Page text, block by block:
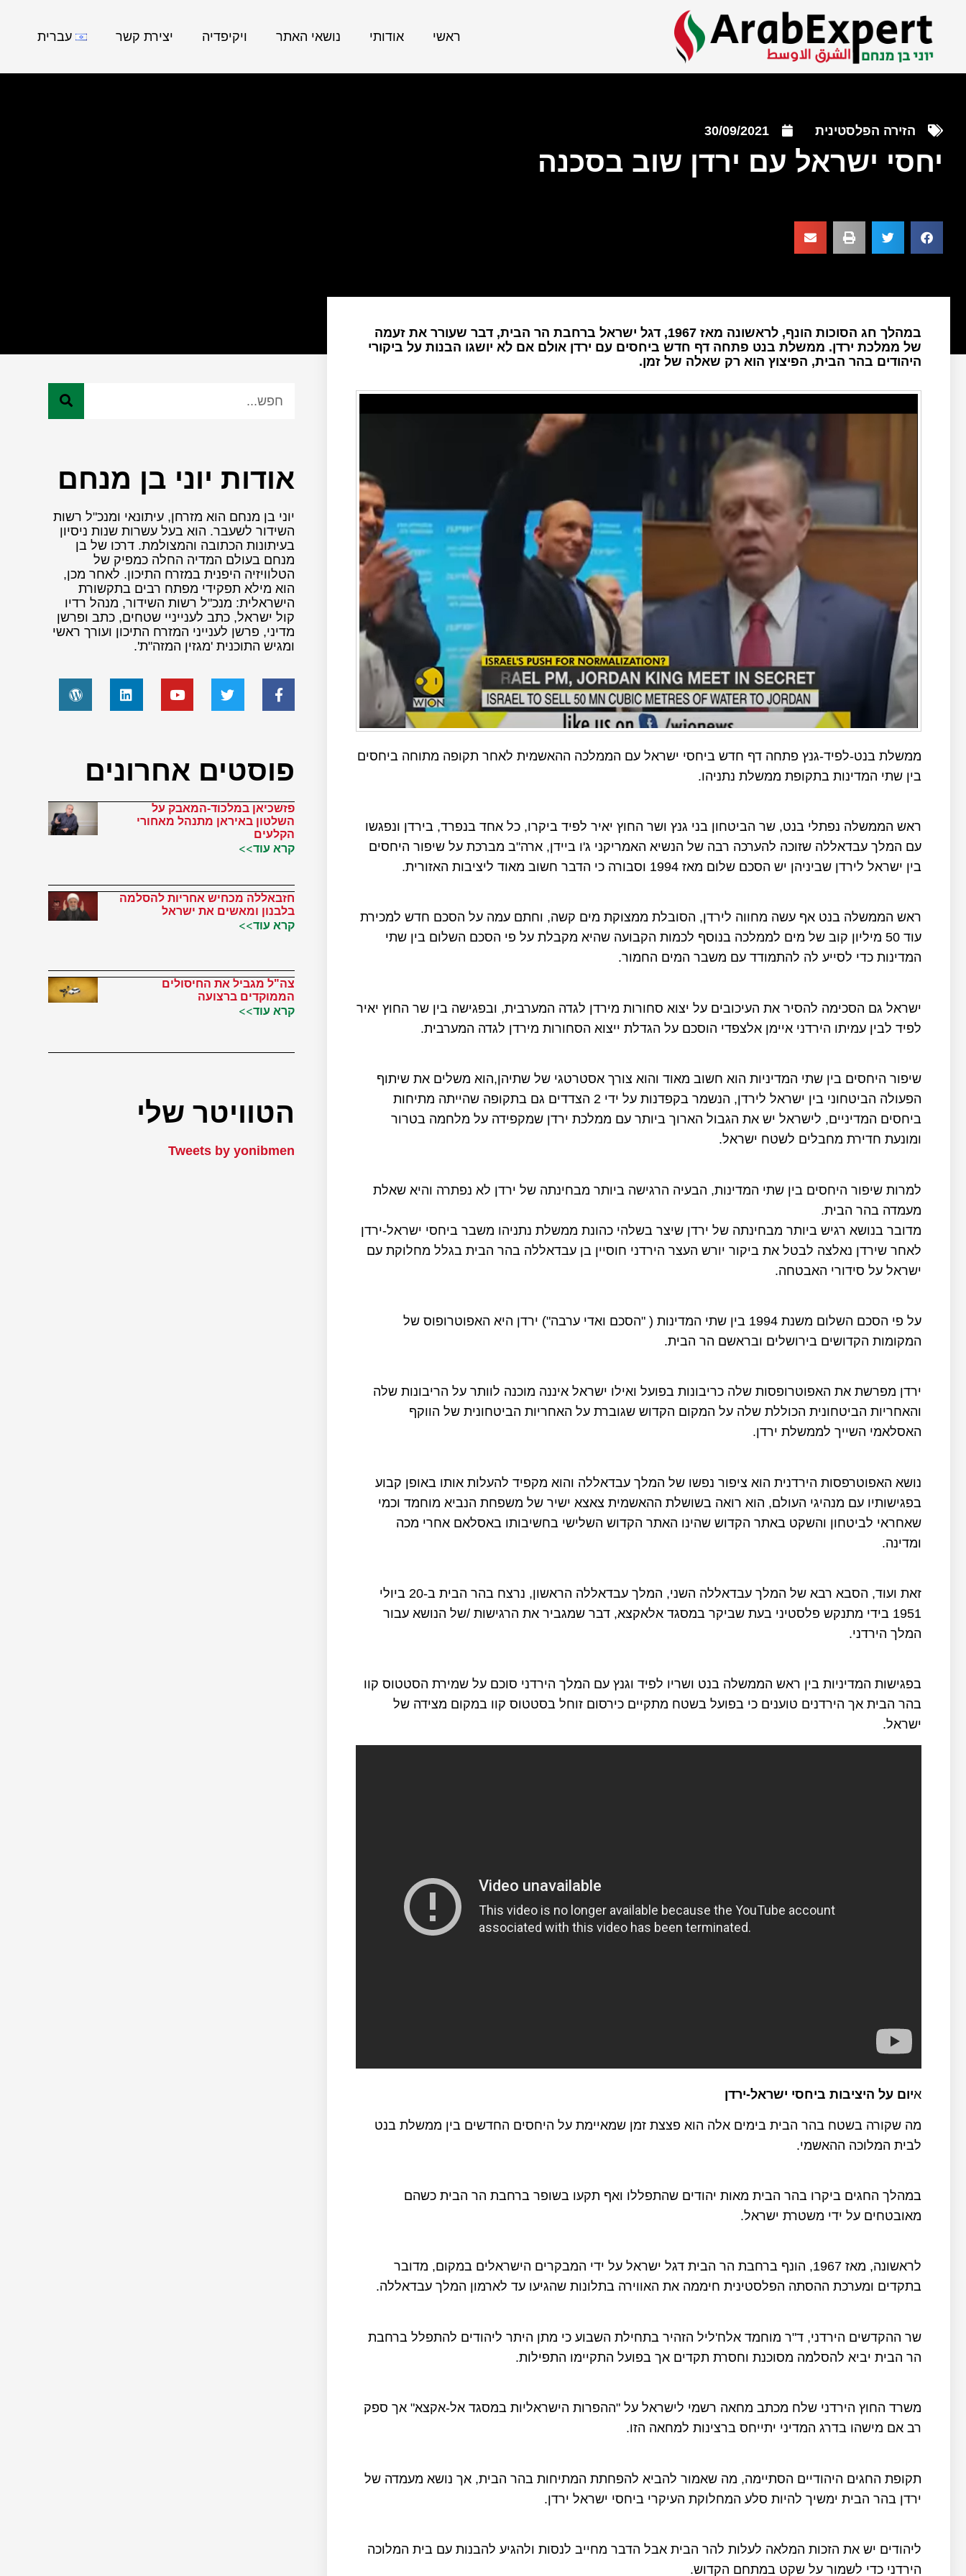
ראשי אודותי נושאי האתר ויקיפדיה יצירת קשר עברית
הזירה הפלסטינית 30/09/2021
יחסי ישראל עם ירדן שוב בסכנה
במהלך חג הסוכות הונף, לראשונה מאז 1967, דגל ישראל ברחבת הר הבית, דבר שעורר את זעמה
של ממלכת ירדן. ממשלת בנט פתחה דף חדש ביחסים עם ירדן אולם אם לא יושגו הבנות על ביקורי
היהודים בהר הבית, הפיצוץ הוא רק שאלה של זמן.
ממשלת בנט-לפיד-גנץ פתחה דף חדש ביחסי ישראל עם הממלכה ההאשמית לאחר תקופה מתוחה ביחסים
בין שתי המדינות בתקופת ממשלת נתניהו.
ראש הממשלה נפתלי בנט, שר הביטחון בני גנץ ושר החוץ יאיר לפיד ביקרו, כל אחד בנפרד, בירדן ונפגשו
עם המלך עבדאללה שזוכה להערכה רבה של הנשיא האמריקני ג'ו ביידן, ארה"ב מברכת על שיפור היחסים
בין ישראל לירדן שביניהן יש הסכם שלום מאז 1994 וסבורה כי הדבר חשוב מאוד ליציבות האזורית.
ראש הממשלה בנט אף עשה מחווה לירדן, הסובלת ממצוקת מים קשה, וחתם עמה על הסכם חדש למכירת
עוד 50 מיליון קוב של מים לממלכה בנוסף לכמות הקבועה שהיא מקבלת על פי הסכם השלום בין שתי
המדינות כדי לסייע לה להתמודד עם משבר המים החמור.
ישראל גם הסכימה להסיר את העיכובים על יצוא סחורות מירדן לגדה המערבית, ובפגישה בין שר החוץ יאיר
לפיד לבין עמיתו הירדני איימן אלצפדי הוסכם על הגדלת ייצוא הסחורות מירדן לגדה המערבית.
שיפור היחסים בין שתי המדיניות הוא חשוב מאוד והוא צורך אסטרטגי של שתיהן,הוא משלים את שיתוף
הפעולה הביטחוני בין ישראל לירדן, הנשמר בקפדנות על ידי 2 הצדדים גם בתקופה שהייתה מתיחות
ביחסים המדיניים, לישראל יש את הגבול הארוך ביותר עם ממלכת ירדן שמקפידה על מלחמה בטרור
ומונעת חדירת מחבלים לשטח ישראל.
למרות שיפור היחסים בין שתי המדינות, הבעיה הרגישה ביותר מבחינתה של ירדן לא נפתרה והיא שאלת
מעמדה בהר הבית.
מדובר בנושא רגיש ביותר מבחינתה של ירדן שיצר בשלהי כהונת ממשלת נתניהו משבר ביחסי ישראל-ירדן
לאחר שירדן נאלצה לבטל את ביקור יורש העצר הירדני חוסיין בן עבדאללה בהר הבית בגלל מחלוקת עם
ישראל על סידורי האבטחה.
על פי הסכם השלום משנת 1994 בין שתי המדינות ( "הסכם ואדי ערבה") ירדן היא האפוטרופוס של
המקומות הקדושים בירושלים ובראשם הר הבית.
ירדן מפרשת את האפוטרופסות שלה כריבונות בפועל ואילו ישראל איננה מוכנה לוותר על הריבונות שלה
והאחריות הביטחונית הכוללת שלה על המקום הקדוש שגוברת על האחריות הביטחונית של הווקף
האסלאמי השייך לממשלת ירדן.
נושא האפוטרפסות הירדנית הוא ציפור נפשו של המלך עבדאללה והוא מקפיד להעלות אותו באופן קבוע
בפגישותיו עם מנהיגי העולם, הוא רואה בשושלת ההאשמית צאצא ישיר של משפחת הנביא מוחמד וכמי
שאחראי לביטחון והשקט באתר הקדוש שהינו האתר הקדוש השלישי בחשיבותו באסלאם אחרי מכה
ומדינה.
זאת ועוד, הסבא רבא של המלך עבדאללה השני, המלך עבדאללה הראשון, נרצח בהר הבית ב-20 ביולי
1951 בידי מתנקש פלסטיני בעת שביקר במסגד אלאקצא, דבר שמגביר את הרגישות /של הנושא עבור
המלך הירדני.
בפגישות המדיניות בין ראש הממשלה בנט ושריו לפיד וגנץ עם המלך הירדני סוכם על שמירת הסטטוס קוו
בהר הבית אך הירדנים טוענים כי בפועל בשטח מתקיים כירסום זוחל בסטטוס קוו במקום מצידה של
ישראל.
איום על היציבות ביחסי ישראל-ירדן
מה שקורה בשטח בהר הבית בימים אלה הוא פצצת זמן שמאיימת על היחסים החדשים בין ממשלת בנט
לבית המלוכה ההאשמי.
במהלך החגים ביקרו בהר הבית מאות יהודים שהתפללו ואף תקעו בשופר ברחבת הר הבית כשהם
מאובטחים על ידי משטרת ישראל.
לראשונה, מאז 1967, הונף ברחבת הר הבית דגל ישראל על ידי המבקרים הישראלים במקום, מדובר
בתקדים ומערכת ההסתה הפלסטינית חיממה את האווירה בתלונות שהגיעו עד לארמון המלך עבדאללה.
שר ההקדשים הירדני, ד"ר מוחמד אלח'ליל הזהיר בתחילת השבוע כי מתן היתר ליהודים להתפלל ברחבת
הר הבית יביא להסלמה מסוכנת וחסרת תקדים אך בפועל התקיימו התפילות.
משרד החוץ הירדני שלח מכתב מחאה רשמי לישראל על "ההפרות הישראליות במסגד אל-אקצא" אך ספק
רב אם מישהו בדרג המדיני יתייחס ברצינות למחאה הזו.
תקופת החגים היהודיים הסתיימה, מה שאמור להביא להפחתת המתיחות בהר הבית, אך נושא מעמדה של
ירדן בהר הבית ימשיך להיות סלע המחלוקת העיקרי ביחסי ישראל ירדן.
ליהודים יש את הזכות המלאה לעלות להר הבית אבל הדבר מחייב לנסות ולהגיע להבנות עם בית המלוכה
הירדני כדי לשמור על שקט במתחם הקדוש.
אודות יוני בן מנחם
יוני בן מנחם הוא מזרחן, עיתונאי ומנכ"ל רשות
השידור לשעבר. הוא בעל עשרות שנות ניסיון
בעיתונות הכתובה והמצולמת. דרכו של בן
מנחם בעולם המדיה החלה כמפיק של
הטלוויזיה היפנית במזרח התיכון. לאחר מכן,
הוא מילא תפקידי מפתח רבים בתקשורת
הישראלית: מנכ"ל רשות השידור, מנהל רדיו
קול ישראל, כתב לענייניי שטחים, כתב ופרשן
מדיני, פרשן לענייני המזרח התיכון ועורך ראשי
ומגיש התוכנית 'מגזין המזה"ת'.
פוסטים אחרונים
פזשכיאן במלכוד-המאבק על
השלטון באיראן מתנהל מאחורי
הקלעים
קרא עוד>>
חזבאללה מכחיש אחריות להסלמה
בלבנון ומאשים את ישראל
קרא עוד>>
צה"ל מגביל את החיסולים
הממוקדים ברצועה
קרא עוד>>
הטוויטר שלי
Tweets by yonibmen